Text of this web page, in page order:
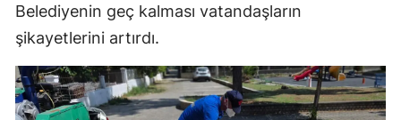
Belediyenin geç kalması vatandaşların
şikayetlerini artırdı.